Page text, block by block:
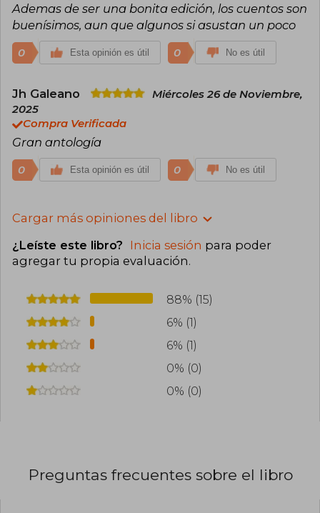
Ademas de ser una bonita edición, los cuentos son
buenísimos, aun que algunos si asustan un poco
0 Esta opinión es útil 0 No es útil
Jh Galeano
Miércoles 26 de Noviembre,
2025
Compra Verificada
Gran antología
0 Esta opinión es útil 0 No es útil
Cargar más opiniones del libro
¿Leíste este libro? Inicia sesión para poder
agregar tu propia evaluación.
88% (15)
6% (1)
6% (1)
0% (0)
0% (0)
Preguntas frecuentes sobre el libro